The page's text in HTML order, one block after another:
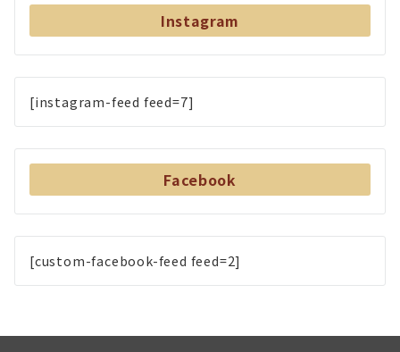
Instagram
[instagram-feed feed=7]
Facebook
[custom-facebook-feed feed=2]